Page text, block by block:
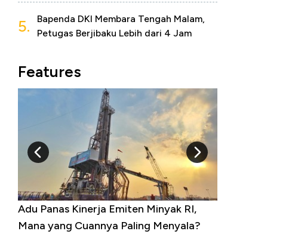
5.
Bapenda DKI Membara Tengah Malam,
Petugas Berjibaku Lebih dari 4 Jam
Features
Adu Panas Kinerja Emiten Minyak RI,
Mana yang Cuannya Paling Menyala?